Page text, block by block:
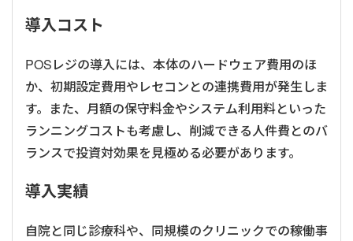
導入コスト
POSレジの導入には、本体のハードウェア費用のほ
か、初期設定費用やレセコンとの連携費用が発生しま
す。また、月額の保守料金やシステム利用料といった
ランニングコストも考慮し、削減できる人件費とのバ
ランスで投資対効果を見極める必要があります。
導入実績
自院と同じ診療科や、同規模のクリニックでの稼働事